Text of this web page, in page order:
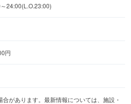
24:00(L.O.23:00)
円
があります。最新情報については、施設・